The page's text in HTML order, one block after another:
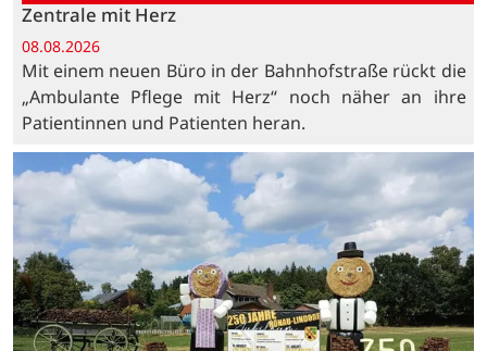
Zentrale mit Herz
08.08.2026
Mit einem neuen Büro in der Bahnhofstraße rückt die
„Ambulante Pflege mit Herz“ noch näher an ihre
Patientinnen und Patienten heran.